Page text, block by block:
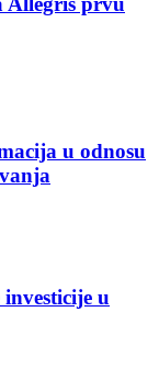
u odnosu
u